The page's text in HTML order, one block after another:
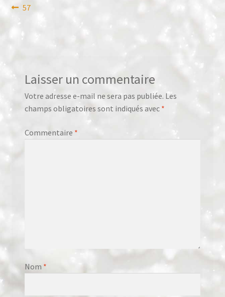
Navigation
de
l’article
Article
57
Laisser un commentaire
Votre adresse e-mail ne sera pas publiée. Les
champs obligatoires sont indiqués avec *
Commentaire *
Nom *